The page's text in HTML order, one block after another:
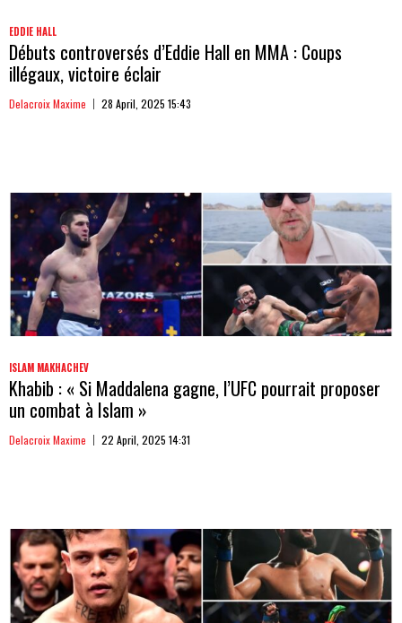
EDDIE HALL
Débuts controversés d’Eddie Hall en MMA : Coups
illégaux, victoire éclair
Delacroix Maxime 28 April, 2025 15:43
ISLAM MAKHACHEV
Khabib : « Si Maddalena gagne, l’UFC pourrait proposer
un combat à Islam »
Delacroix Maxime 22 April, 2025 14:31